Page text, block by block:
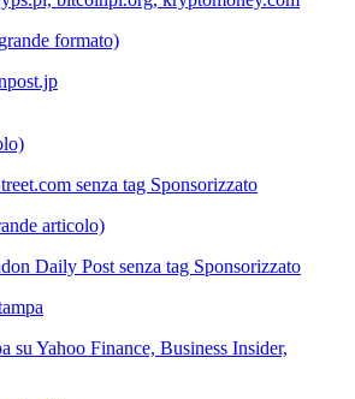
formato)
senza tag Sponsorizzato
articolo)
Daily Post senza tag Sponsorizzato
su Yahoo Finance, Business Insider,